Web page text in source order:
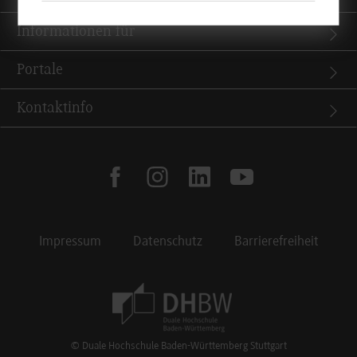
Informationen für
Portale
Kontaktinfo
facebookinstagramlinkedinyoutube
Impressum Datenschutz Barrierefreiheit
© Duale Hochschule Baden-Württemberg Stuttgart